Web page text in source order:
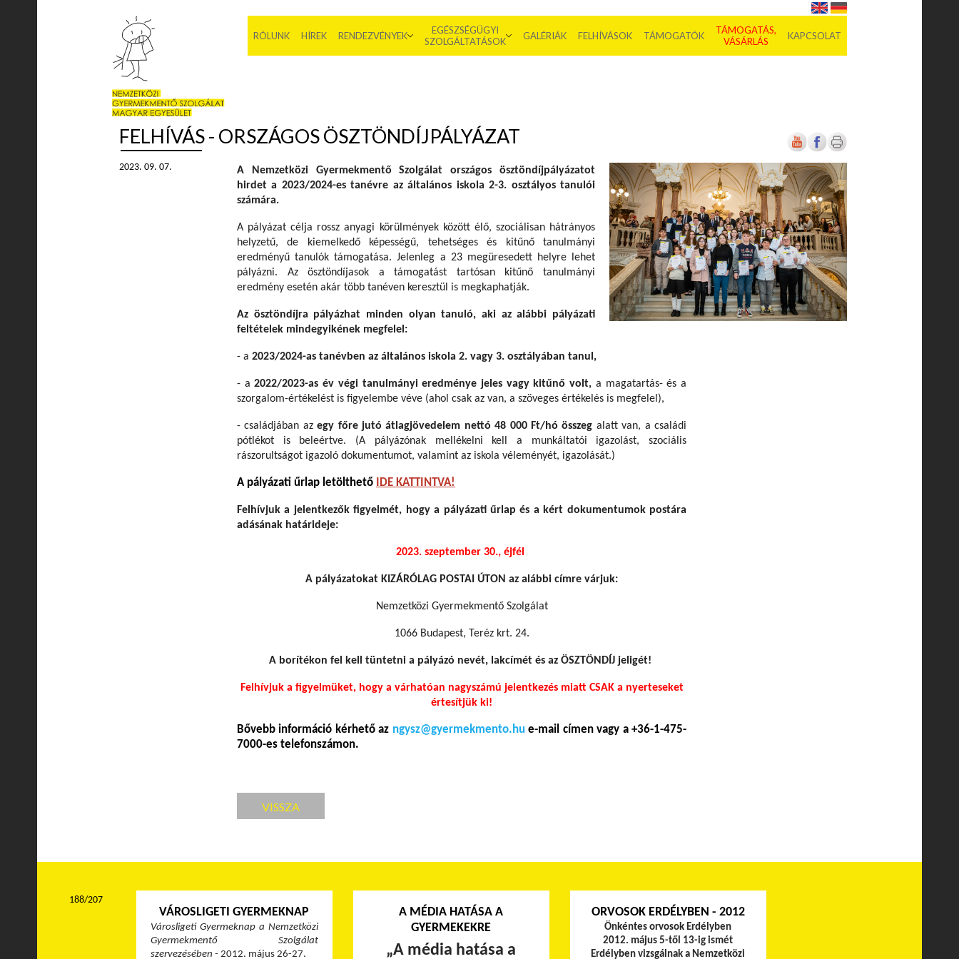
RÓLUNK HÍREK RENDEZVÉNYEK
EGÉSZSÉGÜGYI
SZOLGÁLTATÁSOK
GALÉRIÁK FELHÍVÁSOK TÁMOGATÓK
TÁMOGATÁS,
VÁSÁRLÁS
KAPCSOLAT
FELHÍVÁS - ORSZÁGOS ÖSZTÖNDÍJPÁLYÁZAT
2023. 09. 07.
A Nemzetközi Gyermekmentő Szolgálat országos ösztöndíjpályázatot
hirdet a 2023/2024-es tanévre az általános iskola 2-3. osztályos tanulói
számára.
A pályázat célja rossz anyagi körülmények között élő, szociálisan hátrányos
helyzetű, de kiemelkedő képességű, tehetséges és kitűnő tanulmányi
eredményű tanulók támogatása.Jelenleg a 23 megüresedett helyre lehet
pályázni. Az ösztöndíjasok a támogatást tartósan kitűnő tanulmányi
eredmény esetén akár több tanéven keresztül is megkaphatják.
Az ösztöndíjra pályázhat minden olyan tanuló, aki az alábbi pályázati
feltételek mindegyikének megfelel:
- a 2023/2024-as tanévben az általános iskola 2. vagy 3. osztályában tanul,
- a 2022/2023-as év végi tanulmányi eredménye jeles vagy kitűnő volt, a magatartás- és a
szorgalom-értékelést is figyelembe véve (ahol csak az van, a szöveges értékelés is megfelel),
- családjában azegy főre jutó átlagjövedelem nettó 48 000 Ft/hó összeg alatt van, a családi
pótlékot is beleértve. (A pályázónak mellékelni kell a munkáltatói igazolást, szociális
rászorultságot igazoló dokumentumot, valamint az iskola véleményét, igazolását.)
A pályázati űrlap letölthető IDE KATTINTVA!
Felhívjuk a jelentkezők figyelmét, hogy a pályázati űrlap és a kért dokumentumok postára
adásának határideje:
2023. szeptember 30., éjfél
A pályázatokat KIZÁRÓLAG POSTAI ÚTON az alábbi címre várjuk:
Nemzetközi Gyermekmentő Szolgálat
1066 Budapest, Teréz krt. 24.
A borítékon fel kell tüntetni a pályázó nevét, lakcímét és az ÖSZTÖNDÍJ jeligét!
Felhívjuk a figyelmüket, hogy a várhatóan nagyszámú jelentkezés miatt CSAK a nyerteseket
értesítjük ki!
Bővebb információ kérhető az ngysz@gyermekmento.hu e-mail címen vagy a +36-1-475-
7000-es telefonszámon.
VISSZA
VÁROSLIGETI GYERMEKNAP
Városligeti Gyermeknap a Nemzetközi
Gyermekmentő Szolgálat
szervezésében - 2012. május 26-27.
A MÉDIA HATÁSA A
GYERMEKEKRE
„A média hatása a
ORVOSOK ERDÉLYBEN - 2012
Önkéntes orvosok Erdélyben
2012. május 5-től 13-ig ismét
Erdélyben vizsgálnak a Nemzetközi
188/207